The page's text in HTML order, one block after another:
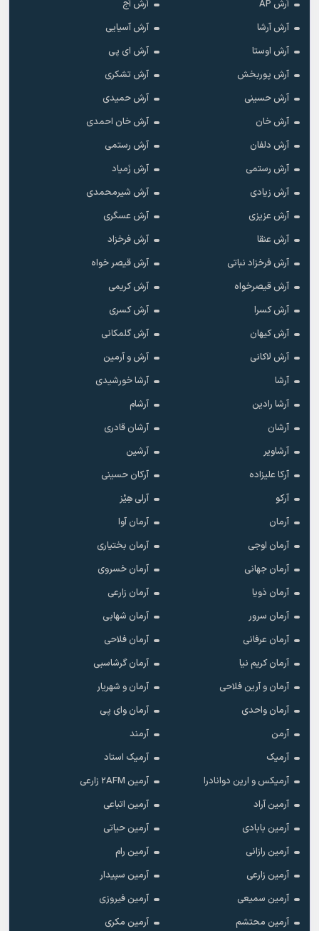
آرش AP
آرش آج
آرش آرشا
آرش آسیایی
آرش اوستا
آرش ای پی
آرش پوربخش
آرش تشکری
آرش حسینی
آرش حمیدی
آرش خان
آرش خان احمدی
آرش دلفان
آرش رستمى
آرش رستمی
آرش زَمیاد
آرش زیادی
آرش شیرمحمدی
آرش عزیزی
آرش عسگری
آرش عنقا
آرش فرخزاد
آرش فرخزاد نباتی
آرش قیصر خواه
آرش قیصرخواه
آرش کریمی
آرش کسرا
آرش کسری
آرش کیهان
آرش گلمکانی
آرش لاکانی
آرش و آرمین
آرشا
آرشا خورشیدی
آرشا رادین
آرشام
آرشان
آرشان قادری
آرشاویر
آرشین
آرکا علیزاده
آرکان حسینی
آرکو
آرلی هِیْز
آرمان
آرمان آوا
آرمان اوجی
آرمان بختیاری
آرمان جهانی
آرمان خسروی
آرمان ذویا
آرمان زارعی
آرمان سرور
آرمان شهابی
آرمان عرفانی
آرمان فلاحی
آرمان کریم نیا
آرمان گرشاسبی
آرمان و آرین فلاحی
آرمان و شهریار
آرمان واحدی
آرمان وای پی
آرمن
آرمند
آرمیک
آرمیک استاد
آرمیکس و ارین دوانادرا
آرمین 2AFM زارعی
آرمین آراد
آرمین اتباعی
آرمین بابادی
آرمین حیاتی
آرمین رازانی
آرمین رام
آرمین زارعی
آرمین سپیدار
آرمین سمیعی
آرمین فیروزی
آرمین محتشم
آرمین مکری